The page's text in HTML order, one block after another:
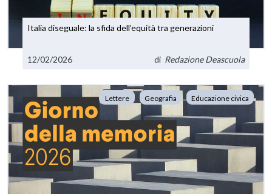
Italia diseguale: la sfida dell’equità tra generazioni
12/02/2026 di Redazione Deascuola
Lettere Geografia Educazione civica